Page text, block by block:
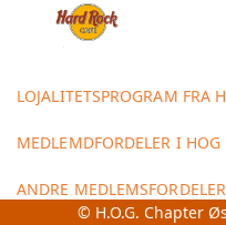
LOJALITETSPROGRAM FRA
MEDLEMDFORDELER I
ANDRE
© H.O.G. Chapter